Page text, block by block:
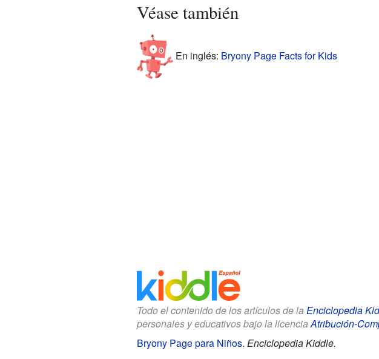
Véase también
En inglés: Bryony Page Facts for Kids
Todo el contenido de los artículos de la Enciclopedia
personales y educativos bajo la licenciaAtribución-
Bryony Page para Niños. Enciclopedia Kiddle.